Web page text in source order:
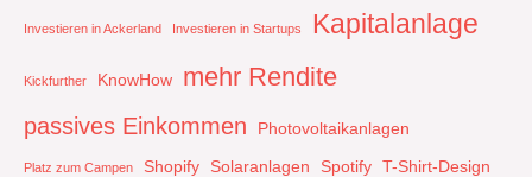
Investieren in Ackerland Investieren in Startups Kapitalanlage
Kickfurther KnowHow mehr Rendite
passives Einkommen Photovoltaikanlagen
Platz zum Campen Shopify Solaranlagen Spotify T-Shirt-Design